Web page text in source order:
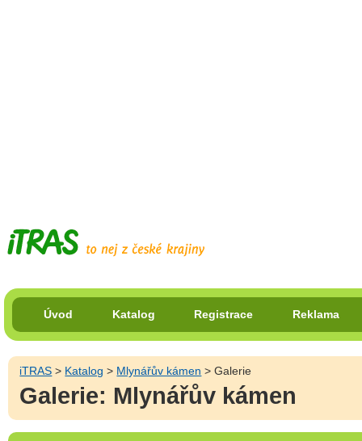
Úvod Katalog Registrace Reklama
iTRAS > Katalog > Mlynářův kámen > Galerie
Galerie: Mlynářův kámen